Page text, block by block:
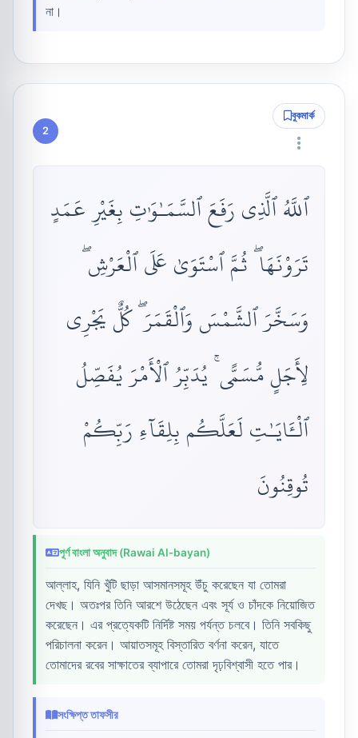
না।
2
বুকমার্ক
ٱللَّهُ ٱلَّذِى رَفَعَ ٱلسَّمَـٰوَٰتِ بِغَيْرِ عَمَدٍ
تَرَوْنَهَا ۖ ثُمَّ ٱسْتَوَىٰ عَلَى ٱلْعَرْشِ ۖ
وَسَخَّرَ ٱلشَّمْسَ وَٱلْقَمَرَ ۖ كُلٌّ يَجْرِى
لِأَجَلٍ مُّسَمًّى ۚ يُدَبِّرُ ٱلْأَمْرَ يُفَصِّلُ
ٱلْـَٔايَـٰتِ لَعَلَّكُم بِلِقَآءِ رَبِّكُمْ
تُوقِنُونَ
পূর্ণ বাংলা অনুবাদ (Rawai Al-bayan)
আল্লাহ, যিনি খুঁটি ছাড়া আসমানসমূহ উঁচু করেছেন যা তোমরা
দেখছ। অতঃপর তিনি আরশে উঠেছেন এবং সূর্য ও চাঁদকে নিয়োজিত
করেছেন। এর প্রত্যেকটি নির্দিষ্ট সময় পর্যন্ত চলবে। তিনি সবকিছু
পরিচালনা করেন। আয়াতসমূহ বিস্তারিত বর্ণনা করেন, যাতে
তোমাদের রবের সাক্ষাতের ব্যাপারে তোমরা দৃঢ়বিশ্বাসী হতে পার।
সংক্ষিপ্ত তাফসীর